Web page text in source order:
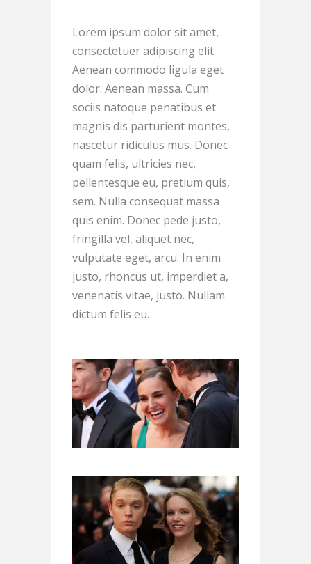
Lorem ipsum dolor sit amet,
consectetuer adipiscing elit.
Aenean commodo ligula eget
dolor. Aenean massa. Cum
sociis natoque penatibus et
magnis dis parturient montes,
nascetur ridiculus mus. Donec
quam felis, ultricies nec,
pellentesque eu, pretium quis,
sem. Nulla consequat massa
quis enim. Donec pede justo,
fringilla vel, aliquet nec,
vulputate eget, arcu. In enim
justo, rhoncus ut, imperdiet a,
venenatis vitae, justo. Nullam
dictum felis eu.